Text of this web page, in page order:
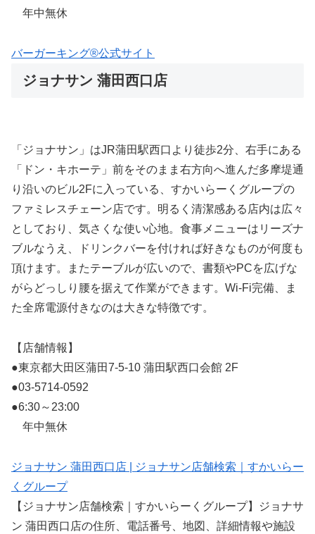
年中無休
バーガーキング®公式サイト
ジョナサン 蒲田西口店
「ジョナサン」はJR蒲田駅西口より徒歩2分、右手にある
「ドン・キホーテ」前をそのまま右方向へ進んだ多摩堤通
り沿いのビル2Fに入っている、すかいらーくグループの
ファミレスチェーン店です。明るく清潔感ある店内は広々
としており、気さくな使い心地。食事メニューはリーズナ
ブルなうえ、ドリンクバーを付ければ好きなものが何度も
頂けます。またテーブルが広いので、書類やPCを広げな
がらどっしり腰を据えて作業ができます。Wi-Fi完備、ま
た全席電源付きなのは大きな特徴です。
【店舗情報】
●東京都大田区蒲田7-5-10 蒲田駅西口会館 2F
●03-5714-0592
●6:30～23:00
年中無休
ジョナサン 蒲田西口店 | ジョナサン店舗検索｜すかいらー
くグループ
【ジョナサン店舗検索｜すかいらーくグループ】ジョナサ
ン 蒲田西口店の住所、電話番号、地図、詳細情報や施設